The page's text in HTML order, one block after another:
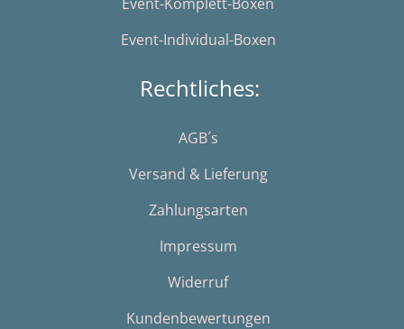
Event-Individual-Boxen
Rechtliches:
AGB´s
Versand & Lieferung
Zahlungsarten
Impressum
Widerruf
Kundenbewertungen